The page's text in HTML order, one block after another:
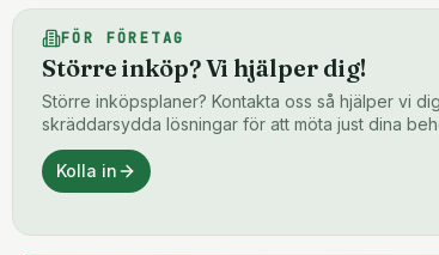
FÖR FÖRETAG
Större inköp? Vi hjälper dig!
Större inköpsplaner? Kontakta oss så hjälper vi
skräddarsydda lösningar för att möta just dina
Kolla in